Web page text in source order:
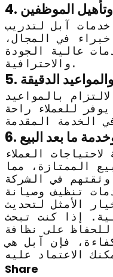
آبل لتدريب
في المجال،
عالية الجودة
والاحترافية.
بالمواعيد
للعملاء راحة
العملاء
الممتازة، مما
تنظيف وصيانة
الأمثل لتحديث
إذا كنت تبحث
على نظافة
فإن آبل هي
Share